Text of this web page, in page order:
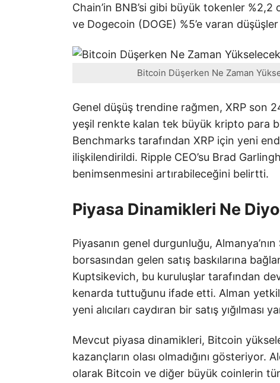
Chain’in BNB’si gibi büyük tokenler %2,2
ve Dogecoin (DOGE) %5’e varan düşüşler
Bitcoin Düşerken Ne Zaman
Genel düşüş trendine rağmen, XRP son
yeşil renkte kalan tek büyük kripto para
Benchmarks tarafından XRP için yeni
ilişkilendirildi. Ripple CEO’su Brad
benimsenmesini artırabileceğini belirtti.
Piyasa Dinamikleri Ne
Piyasanın genel durgunluğu,
borsasından gelen satış baskılarına
Kuptsikevich, bu kuruluşlar tarafından
kenarda tuttuğunu ifade etti. Alman
yeni alıcıları caydıran bir satış yığılması
Mevcut piyasa dinamikleri, Bitcoin
kazançların olası olmadığını
olarak Bitcoin ve diğer büyük coinlerin